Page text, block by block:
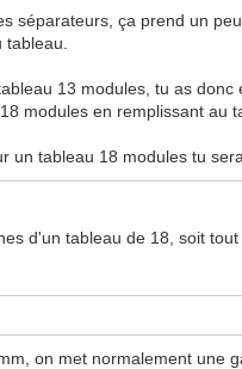
séparateurs, ça prend un
13 modules, tu as
modules en remplissant au
un tableau 18 modules tu
d'un tableau de 18, soit
on met normalement une